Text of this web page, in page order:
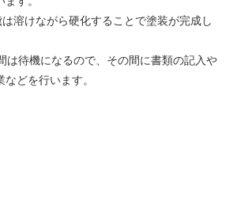
溶けながら硬化することで塗装が完成し
は待機になるので、その間に書類の記入や
どを行います。